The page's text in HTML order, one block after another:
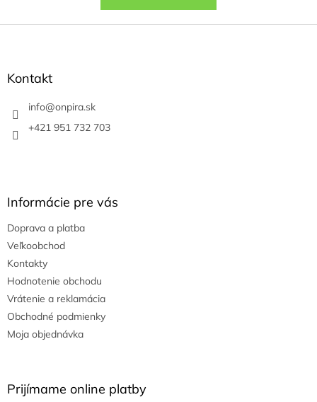
Z
Kontakt
info@onpira.sk
+421 951 732 703
Informácie pre vás
Doprava a platba
Veľkoobchod
Kontakty
Hodnotenie obchodu
Vrátenie a reklamácia
Obchodné podmienky
Moja objednávka
Prijímame online platby